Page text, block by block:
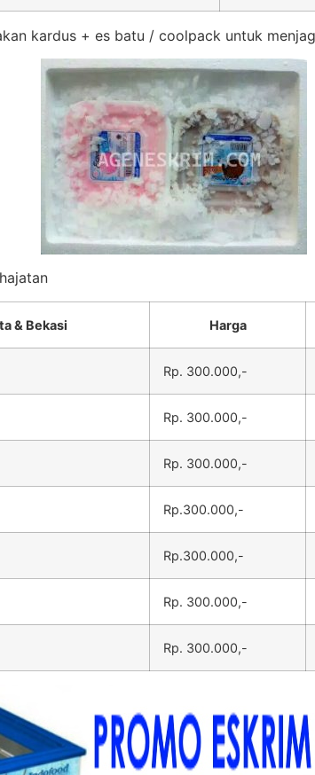
kardus + es batu / coolpack untuk
& Bekasi Harga
Rp. 300.000,-
Rp. 300.000,-
Rp. 300.000,-
Rp.300.000,-
Rp.300.000,-
Rp. 300.000,-
Rp. 300.000,-